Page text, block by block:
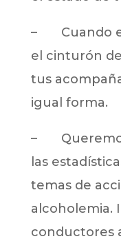
– Cuando
el cinturón
tus
igual forma.
–
las
temas de
alcoholemia.
conductores